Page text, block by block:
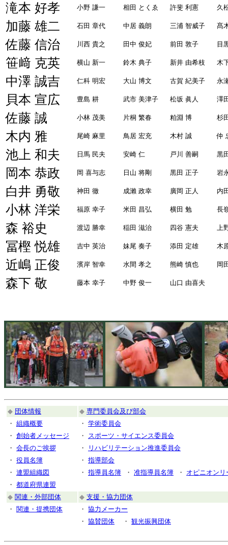
滝本 好孝 小野 謙一 相田 とくゑ 許斐 利憲 久
加藤 雄二 石田 章代 中居 義朗 三浦 智威子 髙
佐藤 信治 川西 貴之 田中 俊妃 前田 敦子 目
笹﨑 克英 横山 新一 鈴木 典子 新井 由希枝 木
中澤 誠吉 仁科 明宏 大山 博文 古賀 紀美子 永
貝本 宣広 豊島 耕 武市 美津子 松坂 眞人 澤
佐藤 誠 小林 茂美 片桐 繁春 粕淵 博 杉
木内 雅 尾崎 麻里 鳥居 宏充 木村 誠 仲
池上 和夫 日馬 民夫 安崎 仁 戸川 善嗣 黒
岡本 恭政 岡 喜与志 日山 将剛 黒田 正子 岩
白井 勇敬 神田 徹 成瀨 政幸 廣岡 正人 内
小林 洋栄 福原 幸子 米田 昌弘 横田 勉 長
森 裕史 渡辺 勝幸 稲田 滋治 四谷 憲夫 上
冨樫 悦雄 吉中 英治 妹尾 奏子 添田 定雄 木
近嶋 正俊 濱岸 智幸 水間 孝之 熊崎 慎也 岡
森下 敬 藤本 幸子 中野 俊一 山口 由喜夫
◆ 団体情報 ◆ 専門委員会及び部会
・ 組織概要 ・ 学術委員会
・ 創始者メッセージ ・
スポーツ・サイエンス委員会
・ 会長のご挨拶 ・
リハビリテーション推進委員会
・ 役員名簿 ・ 指導部会
・ 連盟組織図 ・ 指導員名簿 ・ 准指導員名簿 ・
オピニオン
・ 都道府県連盟
◆ 関連・外部団体 ◆ 支援・協力団体
・
関連・提携団体 ・ 協力メーカー
・ 協賛団体 ・ 観光振興団体